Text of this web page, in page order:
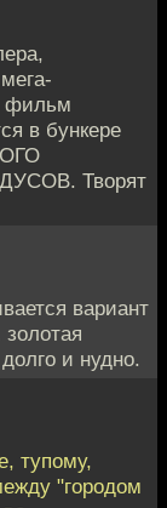
фильм
в бункере
Творят
вариант
и нудно.
тупому,
"городом